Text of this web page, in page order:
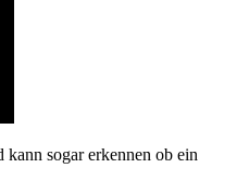
sogar erkennen ob ein